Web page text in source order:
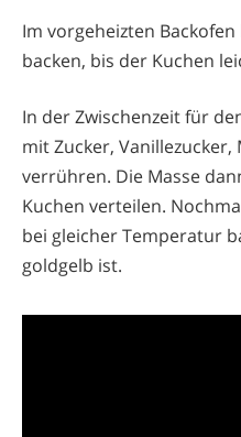
Im vorgeheizten Backofen
backen, bis der Kuchen
In der Zwischenzeit für
mit Zucker,
verrühren. Die Masse
Kuchen verteilen.
bei gleicher Temperatur
goldgelb ist.